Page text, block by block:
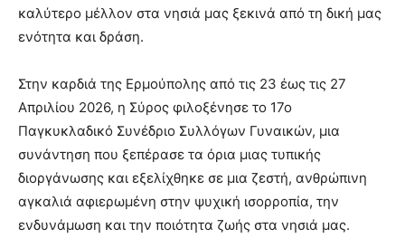
καλύτερο μέλλον στα νησιά μας ξεκινά από τη δική μας
ενότητα και δράση.
Στην καρδιά της Ερμούπολης από τις 23 έως τις 27
Απριλίου 2026, η Σύρος φιλοξένησε το 17ο
Παγκυκλαδικό Συνέδριο Συλλόγων Γυναικών, μια
συνάντηση που ξεπέρασε τα όρια μιας τυπικής
διοργάνωσης και εξελίχθηκε σε μια ζεστή, ανθρώπινη
αγκαλιά αφιερωμένη στην ψυχική ισορροπία, την
ενδυνάμωση και την ποιότητα ζωής στα νησιά μας.